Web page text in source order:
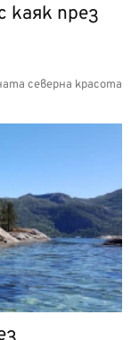
каяк през
северна красота